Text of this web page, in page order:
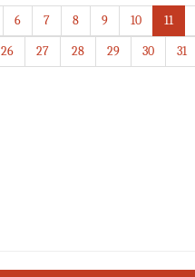
6 7 8 9 10 11
26 27 28 29 30 31